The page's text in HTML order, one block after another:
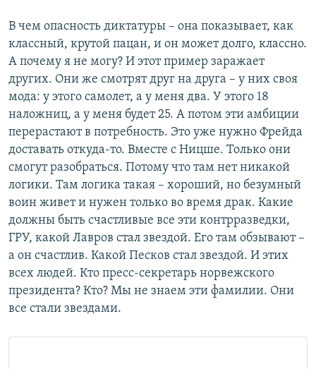
В чем опасность диктатуры – она показывает, как
классный, крутой пацан, и он может долго, классно.
А почему я не могу? И этот пример заражает
других. Они же смотрят друг на друга – у них своя
мода: у этого самолет, а у меня два. У этого 18
наложниц, а у меня будет 25. А потом эти амбиции
перерастают в потребность. Это уже нужно Фрейда
доставать откуда-то. Вместе с Ницше. Только они
смогут разобраться. Потому что там нет никакой
логики. Там логика такая – хороший, но безумный
воин живет и нужен только во время драк. Какие
должны быть счастливые все эти контрразведки,
ГРУ, какой Лавров стал звездой. Его там обзывают –
а он счастлив. Какой Песков стал звездой. И этих
всех людей. Кто пресс-секретарь норвежского
президента? Кто? Мы не знаем эти фамилии. Они
все стали звездами.